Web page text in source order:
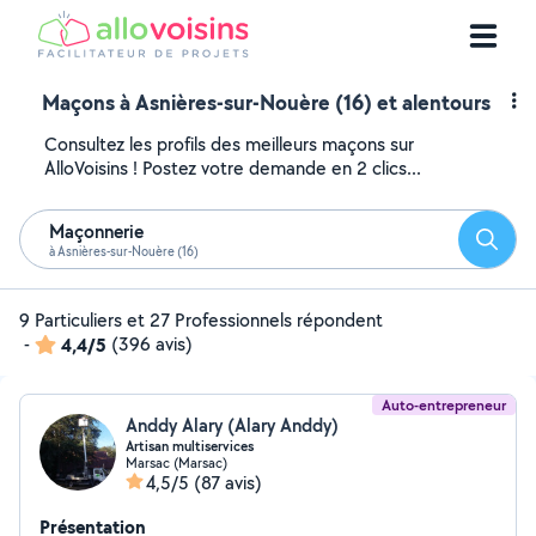
Maçons à Asnières-sur-Nouère (16) et alentours
Consultez les profils des meilleurs maçons sur
AlloVoisins ! Postez votre demande en 2 clics...
Maçonnerie
à Asnières-sur-Nouère (16)
9 Particuliers et 27 Professionnels répondent
-
4,4/5 (396 avis)
Auto-entrepreneur
Anddy Alary (Alary Anddy)
Artisan multiservices
Marsac (Marsac)
4,5/5 (87 avis)
Présentation